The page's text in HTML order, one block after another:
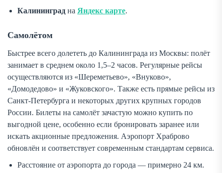
Калининград на Яндекс карте.
Самолётом
Быстрее всего долететь до Калининграда из Москвы: полёт
занимает в среднем около 1,5–2 часов. Регулярные рейсы
осуществляются из «Шереметьево», «Внуково»,
«Домодедово» и «Жуковского». Также есть прямые рейсы из
Санкт-Петербурга и некоторых других крупных городов
России. Билеты на самолёт зачастую можно купить по
выгодной цене, особенно если бронировать заранее или
искать акционные предложения. Аэропорт Храброво
обновлён и соответствует современным стандартам сервиса.
Расстояние от аэропорта до города — примерно 24 км.